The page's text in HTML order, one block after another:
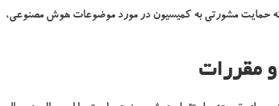
حمایت مشورتی به کمیسیون در مورد موضوعات هوش مصنوعی،
و مقررات